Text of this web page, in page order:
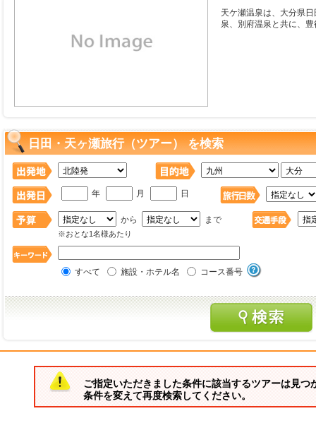
天ケ瀬温泉は、大分県
泉、別府温泉と共に、
日田・天ヶ瀬旅行（ツアー） を検索
年 月 日
から まで
※おとな1名様あたり
すべて 施設・ホテル名 コース番号
ご指定いただきました条件に該当するツアーは見つ
条件を変えて再度検索してください。